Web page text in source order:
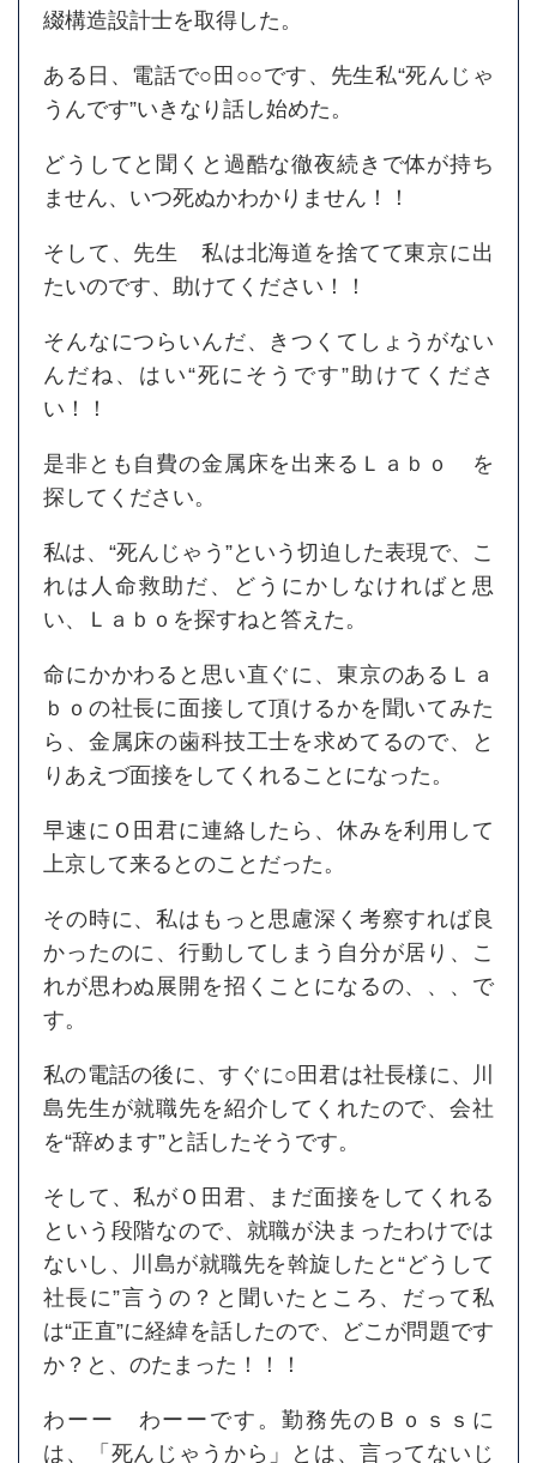
綴構造設計士を取得した。
ある日、電話で○田○○です、先生私“死んじゃ
うんです”いきなり話し始めた。
どうしてと聞くと過酷な徹夜続きで体が持ち
ません、いつ死ぬかわかりません！！
そして、先生 私は北海道を捨てて東京に出
たいのです、助けてください！！
そんなにつらいんだ、きつくてしょうがない
んだね、はい“死にそうです”助けてくださ
い！！
是非とも自費の金属床を出来るＬａｂｏ を
探してください。
私は、“死んじゃう”という切迫した表現で、こ
れは人命救助だ、どうにかしなければと思
い、Ｌａｂｏを探すねと答えた。
命にかかわると思い直ぐに、東京のあるＬａ
ｂｏの社長に面接して頂けるかを聞いてみた
ら、金属床の歯科技工士を求めてるので、と
りあえづ面接をしてくれることになった。
早速にＯ田君に連絡したら、休みを利用して
上京して来るとのことだった。
その時に、私はもっと思慮深く考察すれば良
かったのに、行動してしまう自分が居り、こ
れが思わぬ展開を招くことになるの、、、で
す。
私の電話の後に、すぐに○田君は社長様に、川
島先生が就職先を紹介してくれたので、会社
を“辞めます”と話したそうです。
そして、私がＯ田君、まだ面接をしてくれる
という段階なので、就職が決まったわけでは
ないし、川島が就職先を斡旋したと“どうして
社長に”言うの？と聞いたところ、だって私
は“正直”に経緯を話したので、どこが問題です
か？と、のたまった！！！
わーー わーーです。勤務先のＢｏｓｓに
は、「死んじゃうから」とは、言ってないじ